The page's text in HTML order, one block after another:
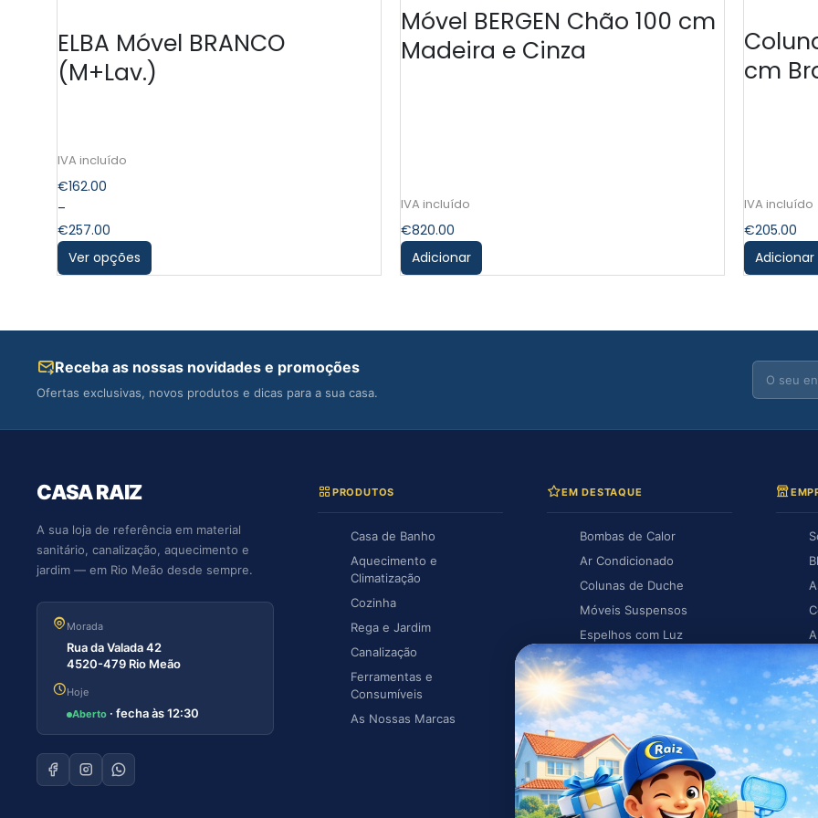
ELBA Móvel BRANCO
(M+Lav.)
€162.00
–
€257.00
Ver opções
Móvel BERGEN Chão 100 cm
Madeira e Cinza
€820.00
Adicionar
cm
€205.00
Adicionar
Receba as nossas novidades e promoções
Ofertas exclusivas, novos produtos e dicas para a sua casa.
CASA RAIZ
A sua loja de referência em material
sanitário, canalização, aquecimento e
jardim — em Rio Meão desde sempre.
Morada
Rua da Valada 42
4520-479 Rio Meão
Hoje
Aberto · fecha às 12:30
PRODUTOS
Casa de Banho
Aquecimento e
Climatização
Cozinha
Rega e Jardim
Canalização
Ferramentas e
Consumíveis
As Nossas Marcas
EM DESTAQUE
Bombas de Calor
Ar Condicionado
Colunas de Duche
Móveis Suspensos
Espelhos com Luz
Piscina
Caldeiras